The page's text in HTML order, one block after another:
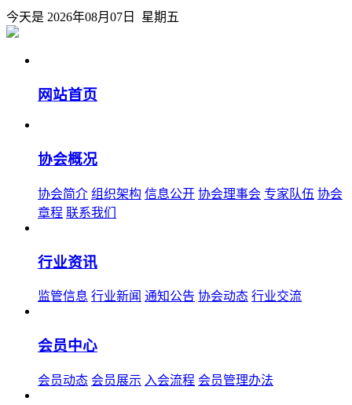
今天是 2026年08月07日 星期五
网站首页
协会概况
协会简介 组织架构 信息公开 协会理事会 专家队伍 协会
章程 联系我们
行业资讯
监管信息 行业新闻 通知公告 协会动态 行业交流
会员中心
会员动态 会员展示 入会流程 会员管理办法